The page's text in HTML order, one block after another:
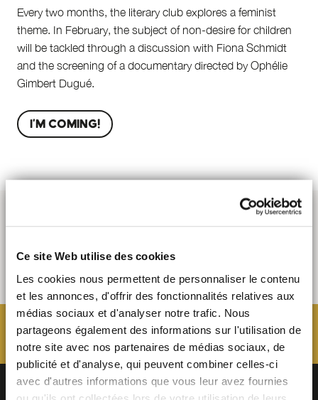
Ce site Web utilise des cookies
Les cookies nous permettent de personnaliser le contenu
et les annonces, d'offrir des fonctionnalités relatives aux
médias sociaux et d'analyser notre trafic. Nous
partageons également des informations sur l'utilisation de
notre site avec nos partenaires de médias sociaux, de
publicité et d'analyse, qui peuvent combiner celles-ci
avec d'autres informations que vous leur avez fournies
Every two months, the literary club explores a feminist
theme. In February, the subject of non-desire for children
will be tackled through a discussion with Fiona Schmidt
and the screening of a documentary directed by Ophélie
Gimbert Dugué.
I'M COMING!